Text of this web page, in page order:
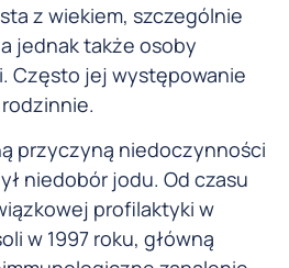
z wiekiem, szczególnie
jednak także osoby
Często jej występowanie
przyczyną niedoczynności
niedobór jodu. Od czasu
profilaktyki w
w 1997 roku, główną